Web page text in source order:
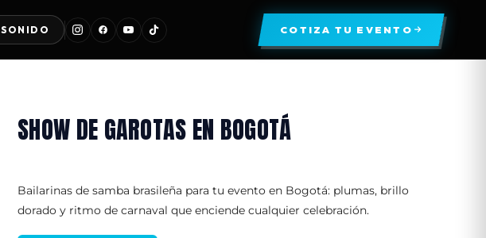
SONIDO COTIZA TU EVENTO
SHOW DE GAROTAS EN BOGOTÁ
Bailarinas de samba brasileña para tu evento en Bogotá: plumas, brillo
dorado y ritmo de carnaval que enciende cualquier celebración.